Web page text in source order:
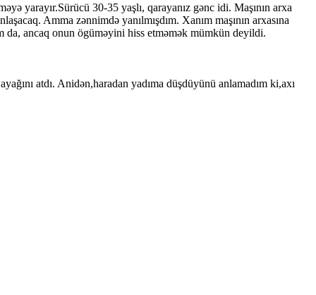
yarayır.Sürücü 30-35 yaşlı, qarayanız gənc idi. Maşının arxa
Amma zənnimdə yanılmışdım. Xanım maşının arxasına
da, ancaq onun ögüməyini hiss etməmək mümkün deyildi.
atdı. Anidən,haradan yadıma düşdüyünü anlamadım ki,axı